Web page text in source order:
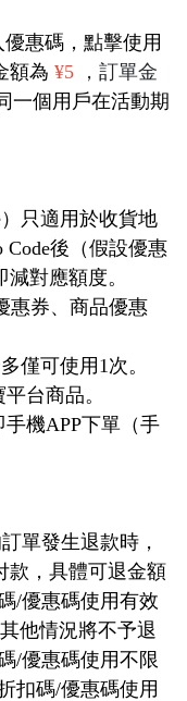
惠碼，點擊使用
額為 ¥5
，訂單金
一個用戶在活動期
）只適用於收貨地
Code後（假設優惠
對應額度。
惠券、商品優惠
僅可使用 1 次。
台商品。
手機APP下單（手
單發生退款時，
款，具體可退金額
/優惠碼使用有效
他情況將不予退
/優惠碼使用不限
扣碼/優惠碼使用